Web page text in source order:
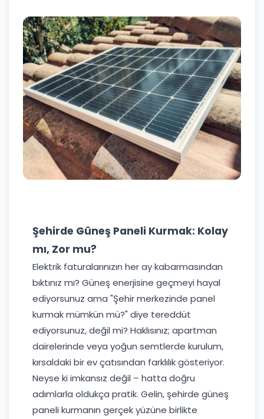
Şehirde Güneş Paneli Kurmak: Kolay
mı, Zor mu?
Elektrik faturalarınızın her ay kabarmasından
bıktınız mı? Güneş enerjisine geçmeyi hayal
ediyorsunuz ama "Şehir merkezinde panel
kurmak mümkün mü?" diye tereddüt
ediyorsunuz, değil mi? Haklısınız; apartman
dairelerinde veya yoğun semtlerde kurulum,
kırsaldaki bir ev çatısından farklılık gösteriyor.
Neyse ki imkansız değil – hatta doğru
adımlarla oldukça pratik. Gelin, şehirde güneş
paneli kurmanın gerçek yüzüne birlikte